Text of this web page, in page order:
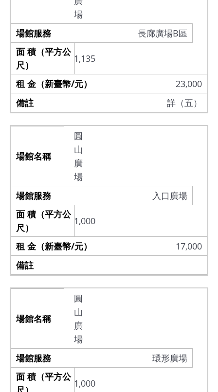
場
長廊廣場B區
1,135
23,000
詳（五）
圓
山
廣
場
入口廣場
1,000
17,000
圓
山
廣
場
環形廣場
1,000